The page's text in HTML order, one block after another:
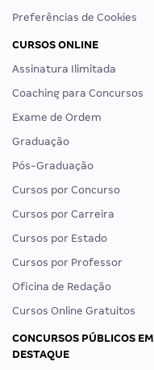
Preferências de Cookies
CURSOS ONLINE
Assinatura Ilimitada
Coaching para Concursos
Exame de Ordem
Graduação
Pós-Graduação
Cursos por Concurso
Cursos por Carreira
Cursos por Estado
Cursos por Professor
Oficina de Redação
Cursos Online Gratuitos
CONCURSOS PÚBLICOS EM
DESTAQUE